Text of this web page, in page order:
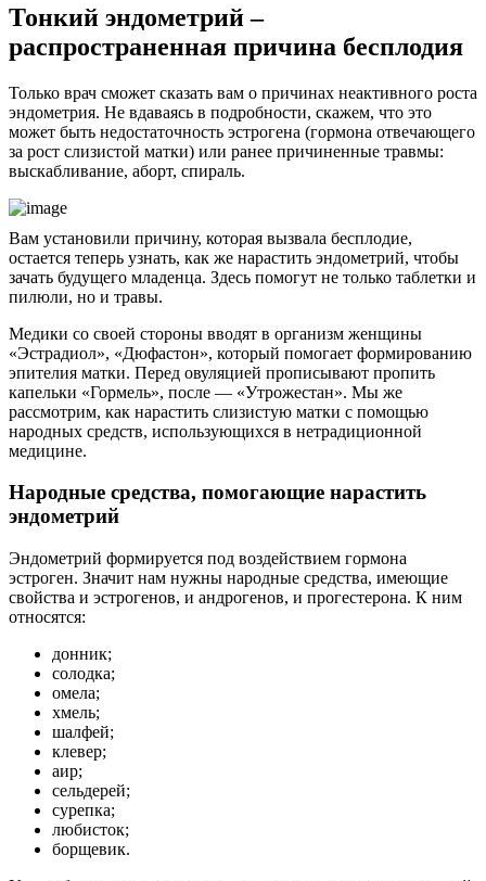
Тонкий эндометрий –
распространенная причина бесплодия
Только врач сможет сказать вам о причинах неактивного роста
эндометрия. Не вдаваясь в подробности, скажем, что это
может быть недостаточность эстрогена (гормона отвечающего
за рост слизистой матки) или ранее причиненные травмы:
выскабливание, аборт, спираль.
Вам установили причину, которая вызвала бесплодие,
остается теперь узнать, как же нарастить эндометрий, чтобы
зачать будущего младенца. Здесь помогут не только таблетки и
пилюли, но и травы.
Медики со своей стороны вводят в организм женщины
«Эстрадиол», «Дюфастон», который помогает формированию
эпителия матки. Перед овуляцией прописывают пропить
капельки «Гормель», после — «Утрожестан». Мы же
рассмотрим, как нарастить слизистую матки с помощью
народных средств, использующихся в нетрадиционной
медицине.
Народные средства, помогающие нарастить
эндометрий
Эндометрий формируется под воздействием гормона
эстроген. Значит нам нужны народные средства, имеющие
свойства и эстрогенов, и андрогенов, и прогестерона. К ним
относятся:
донник;
солодка;
омела;
хмель;
шалфей;
клевер;
аир;
сельдерей;
сурепка;
любисток;
борщевик.